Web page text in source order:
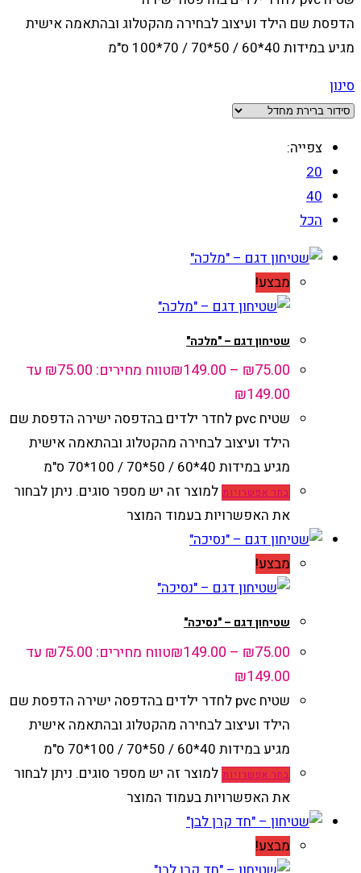
הדפסת שם הילד ועיצוב לבחירה מהקטלוג ובהתאמה אישית
מגיע במידות 40*60 / 50*70 / 70*100 ס"מ
סינון
צפייה:
20
40
הכל
מבצע!
שטיחון דגם – "מלכה"
₪75.00
–
₪149.00
טווח מחירים: ⁦₪75.00⁩ עד
שטיח pvc לחדר ילדים בהדפסה ישירה הדפסת שם
הילד ועיצוב לבחירה מהקטלוג ובהתאמה אישית
מגיע במידות 40*60 / 50*70 / 100*70 ס"מ
בחר אפשרויות למוצר זה יש מספר סוגים. ניתן לבחור
את האפשרויות בעמוד המוצר
מבצע!
שטיחון דגם – "נסיכה"
₪75.00
–
₪149.00
טווח מחירים: ⁦₪75.00⁩ עד
שטיח pvc לחדר ילדים בהדפסה ישירה הדפסת שם
הילד ועיצוב לבחירה מהקטלוג ובהתאמה אישית
מגיע במידות 40*60 / 50*70 / 100*70 ס"מ
בחר אפשרויות למוצר זה יש מספר סוגים. ניתן לבחור
את האפשרויות בעמוד המוצר
מבצע!